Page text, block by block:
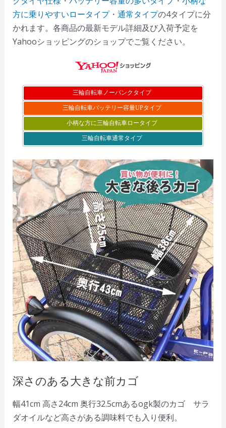
方に乗りやすいロータイプ・ 通常タイプの4タイプに分
かれます。各商品の最新モデル詳細及び入荷予定を
Yahooショッピングのショップでご覧ください。
三輪自転車ノーパンクタイプ
三輪自転車バッテリー容量UPタイプ
小柄な方に三輪自転車ロータイプ
三輪自転車通常タイプ
深さのある大きな前カゴ
幅41cm 高さ24cm 奥行32.5cmあるogk製のカゴ サラ
ダオイルなど高さがある調味料でも入り便利。